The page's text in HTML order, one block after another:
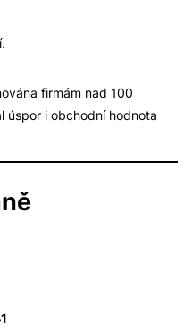
firmám nad 100
úspor i obchodní hodnota